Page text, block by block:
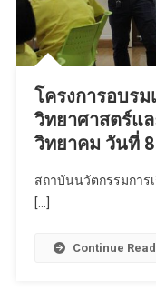
โครงการอบร
วิทยาศาสตร์แ
วิทยาคม วันที่
สถาบันนวัตกรรมการ
[…]
Continue